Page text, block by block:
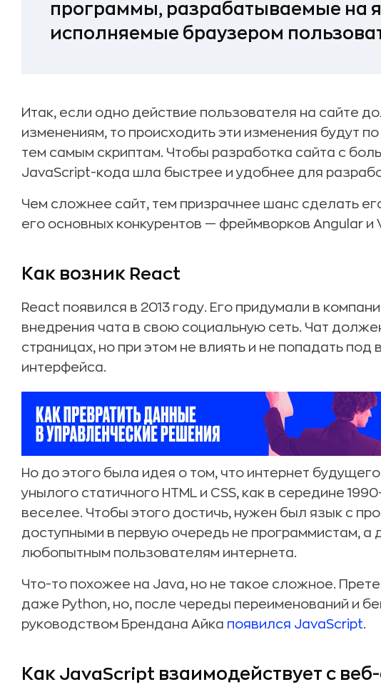
программы, разрабатываемые на
исполняемые браузером
Итак, если одно действие пользователя на сайте
изменениям, то происходить эти изменения будут
тем самым скриптам. Чтобы разработка сайта с
JavaScript-кода шла быстрее и удобнее для
Чем сложнее сайт, тем призрачнее шанс сделать
его основных конкурентов — фреймворков Angular и
Как возник React
React появился в 2013 году. Его придумали в
внедрения чата в свою социальную сеть. Чат
страницах, но при этом не влиять и не попадать под
интерфейса.
Но до этого была идея о том, что интернет
унылого статичного HTML и CSS, как в середине
веселее. Чтобы этого достичь, нужен был язык с
доступными в первую очередь не программистам, а
любопытным пользователям интернета.
Что-то похожее на Java, но не такое сложное.
даже Python, но, после череды переименований и
руководством Брендана Айка появился JavaScript.
Как JavaScript взаимодействует с